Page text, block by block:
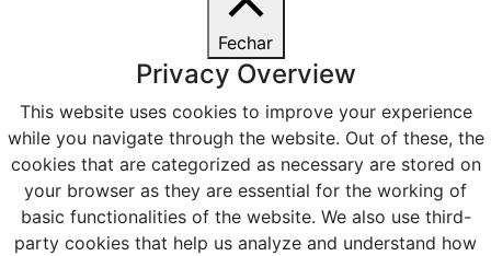
Fechar
Privacy Overview
This website uses cookies to improve your experience
while you navigate through the website. Out of these, the
cookies that are categorized as necessary are stored on
your browser as they are essential for the working of
basic functionalities of the website. We also use third-
party cookies that help us analyze and understand how